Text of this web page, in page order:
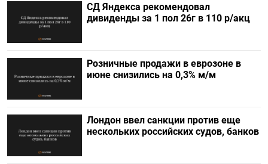
СД Яндекса рекомендовал
дивиденды за 1 пол 26г в 110 р/акц
Розничные продажи в еврозоне в
июне снизились на 0,3% м/м
Лондон ввел санкции против еще
нескольких российских судов, банков